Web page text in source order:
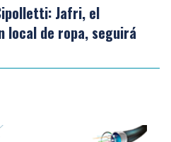
Jafri, el
local de ropa, seguirá